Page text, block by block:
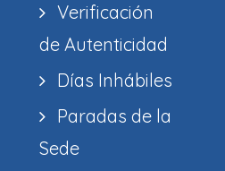
Verificación
de Autenticidad
Días Inhábiles
Paradas de la
Sede